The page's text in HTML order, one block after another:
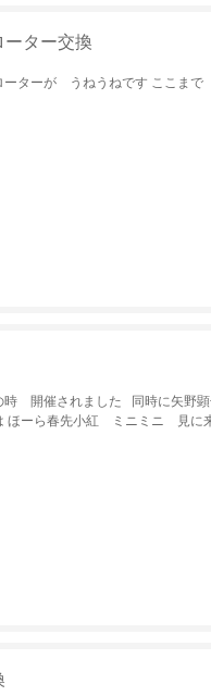
ター交換
ターが うねうねです ここまで
時 開催されました 同時に矢野
ほーら春先小紅 ミニミニ 見